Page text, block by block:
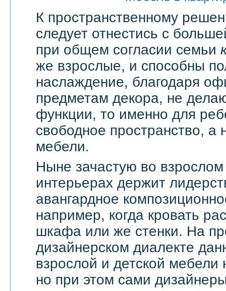
К пространственному
следует отнестись с
при общем согласии семьи
же взрослые, и способны
наслаждение, благодаря
предметам декора, не
функции, то именно для
свободное пространство, а
мебели.
Ныне зачастую во
интерьерах держит
авангардное
например, когда кровать
шкафа или же стенки. На
дизайнерском диалекте
взрослой и детской
но при этом сами